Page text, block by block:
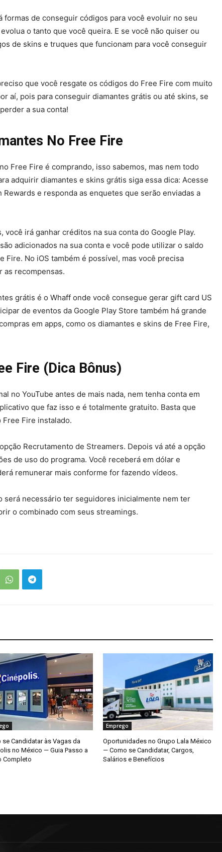
formas de conseguir códigos para você evoluir no seu
o tanto que você queira. E se você não quiser ou
de skins e truques que funcionam para você conseguir
que você resgate os códigos do Free Fire com muito
aí, pois para conseguir diamantes grátis ou até skins, se
a sua conta!
No Free Fire
Free Fire é comprando, isso sabemos, mas nem todo
adquirir diamantes e skins grátis siga essa dica: Acesse
e responda as enquetes que serão enviadas a
irá ganhar créditos na sua conta do Google Play.
adicionados na sua conta e você pode utilizar o saldo
Fire. No iOS também é possível, mas você precisa
as recompensas.
grátis é o Whaff onde você consegue gerar gift card US
de eventos da Google Play Store também há grande
em apps, como os diamantes e skins de Free Fire,
Fire (Dica Bônus)
no YouTube antes de mais nada, nem tenha conta em
que faz isso e é totalmente gratuito. Basta que
Fire instalado.
Recrutamento de Streamers. Depois vá até a opção
de uso do programa. Você receberá em dólar e
remunerar mais conforme for fazendo vídeos.
será necessário ter seguidores inicialmente nem ter
o combinado com seus streamings.
se Candidatar às Vagas da
no México — Guia Passo a
Completo
Emprego
Oportunidades no Grupo Lala México
— Como se Candidatar, Cargos,
Salários e Benefícios